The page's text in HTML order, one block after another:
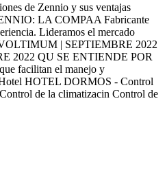
de Zennio y sus ventajas
LA COMPAA Fabricante
Lideramos el mercado
VOLTIMUM | SEPTIEMBRE 2022
2022 QU SE ENTIENDE POR
facilitan el manejo y
HOTEL DORMOS - Control
de la climatizacin Control de